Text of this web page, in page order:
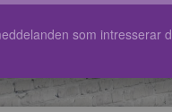
som intresserar